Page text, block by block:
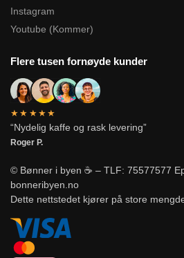
Instagram
Youtube (Kommer)
Flere tusen fornøyde kunder
★★★★★
“Nydelig kaffe og rask levering”
Roger P.
© Bønner i byen ☕ – TLF: 75577577
bonneribyen.no
Dette nettstedet kjører på store